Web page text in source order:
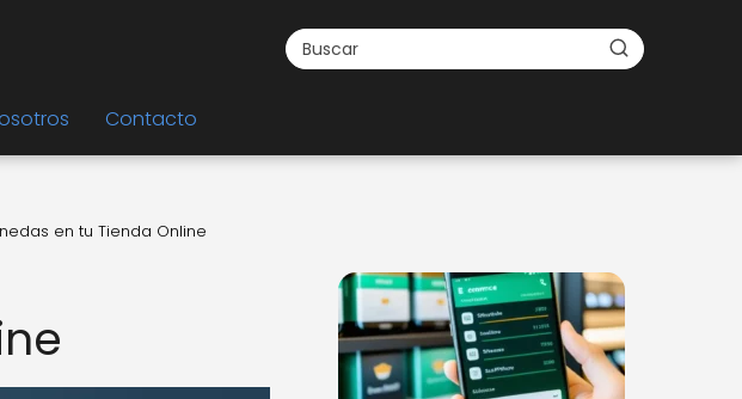
Contacto
en tu Tienda Online